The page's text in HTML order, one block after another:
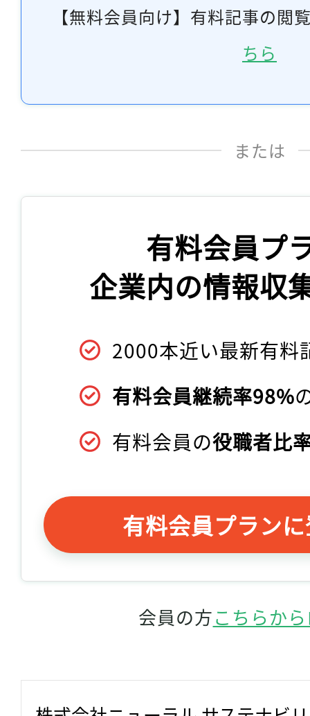
【無料会員向け】有料記事の閲
ちら
または
有料会員プ
企業内の情報収
2000本近い最新有料
有料会員継続率98%
有料会員の役職者比
有料会員プラン
会員の方こちらか
会員登録